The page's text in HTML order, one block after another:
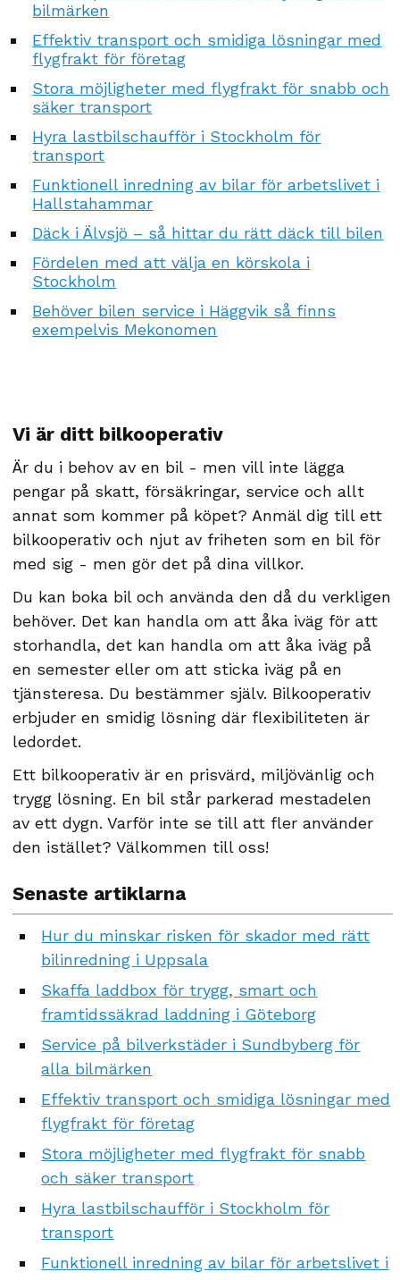
bilmärken
Effektiv transport och smidiga lösningar med
flygfrakt för företag
Stora möjligheter med flygfrakt för snabb och
säker transport
Hyra lastbilschaufför i Stockholm för
transport
Funktionell inredning av bilar för arbetslivet i
Hallstahammar
Däck i Älvsjö – så hittar du rätt däck till bilen
Fördelen med att välja en körskola i
Stockholm
Behöver bilen service i Häggvik så finns
exempelvis Mekonomen
Vi är ditt bilkooperativ
Är du i behov av en bil - men vill inte lägga
pengar på skatt, försäkringar, service och allt
annat som kommer på köpet? Anmäl dig till ett
bilkooperativ och njut av friheten som en bil för
med sig - men gör det på dina villkor.
Du kan boka bil och använda den då du verkligen
behöver. Det kan handla om att åka iväg för att
storhandla, det kan handla om att åka iväg på
en semester eller om att sticka iväg på en
tjänsteresa. Du bestämmer själv. Bilkooperativ
erbjuder en smidig lösning där flexibiliteten är
ledordet.
Ett bilkooperativ är en prisvärd, miljövänlig och
trygg lösning. En bil står parkerad mestadelen
av ett dygn. Varför inte se till att fler använder
den istället? Välkommen till oss!
Senaste artiklarna
Hur du minskar risken för skador med rätt
bilinredning i Uppsala
Skaffa laddbox för trygg, smart och
framtidssäkrad laddning i Göteborg
Service på bilverkstäder i Sundbyberg för
alla bilmärken
Effektiv transport och smidiga lösningar med
flygfrakt för företag
Stora möjligheter med flygfrakt för snabb
och säker transport
Hyra lastbilschaufför i Stockholm för
transport
Funktionell inredning av bilar för arbetslivet i